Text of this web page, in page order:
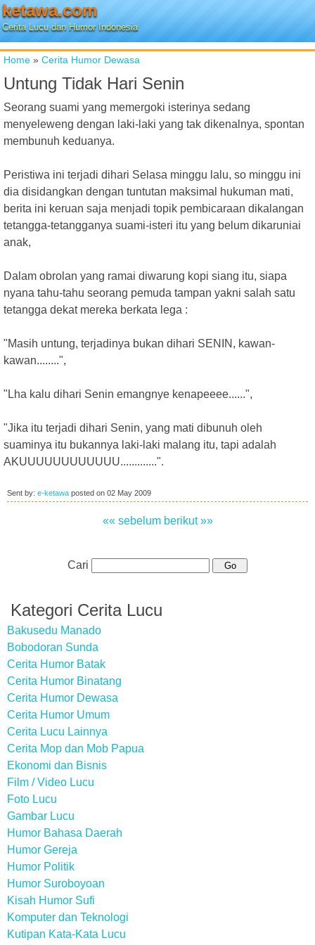
ketawa.com
Cerita Lucu dan Humor Indonesia
Home » Cerita Humor Dewasa
Untung Tidak Hari Senin
Seorang suami yang memergoki isterinya sedang
menyeleweng dengan laki-laki yang tak dikenalnya, spontan
membunuh keduanya.
Peristiwa ini terjadi dihari Selasa minggu lalu, so minggu ini
dia disidangkan dengan tuntutan maksimal hukuman mati,
berita ini keruan saja menjadi topik pembicaraan dikalangan
tetangga-tetangganya suami-isteri itu yang belum dikaruniai
anak,
Dalam obrolan yang ramai diwarung kopi siang itu, siapa
nyana tahu-tahu seorang pemuda tampan yakni salah satu
tetangga dekat mereka berkata lega :
"Masih untung, terjadinya bukan dihari SENIN, kawan-
kawan........",
"Lha kalu dihari Senin emangnye kenapeeee......",
"Jika itu terjadi dihari Senin, yang mati dibunuh oleh
suaminya itu bukannya laki-laki malang itu, tapi adalah
AKUUUUUUUUUUUU.............".
Sent by: e-ketawa posted on 02 May 2009
«« sebelum berikut »»
Cari
Kategori Cerita Lucu
Bakusedu Manado
Bobodoran Sunda
Cerita Humor Batak
Cerita Humor Binatang
Cerita Humor Dewasa
Cerita Humor Umum
Cerita Lucu Lainnya
Cerita Mop dan Mob Papua
Ekonomi dan Bisnis
Film / Video Lucu
Foto Lucu
Gambar Lucu
Humor Bahasa Daerah
Humor Gereja
Humor Politik
Humor Suroboyoan
Kisah Humor Sufi
Komputer dan Teknologi
Kutipan Kata-Kata Lucu